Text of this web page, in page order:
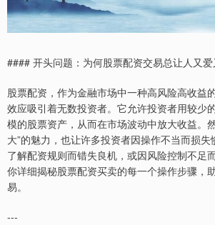
#### 开头问题：为何股票配资交易总让人又爱
股票配资，作为金融市场中一种高风险高收益
效应吸引着无数投资者。它允许投资者用较少
模的股票资产，从而在市场波动中放大收益。
大”的魅力，也让许多投资者因操作不当而损
了解配资规则而错失良机，或因风险控制不足
你详细揭秘股票配资买卖的每一个操作步骤，
易。
---